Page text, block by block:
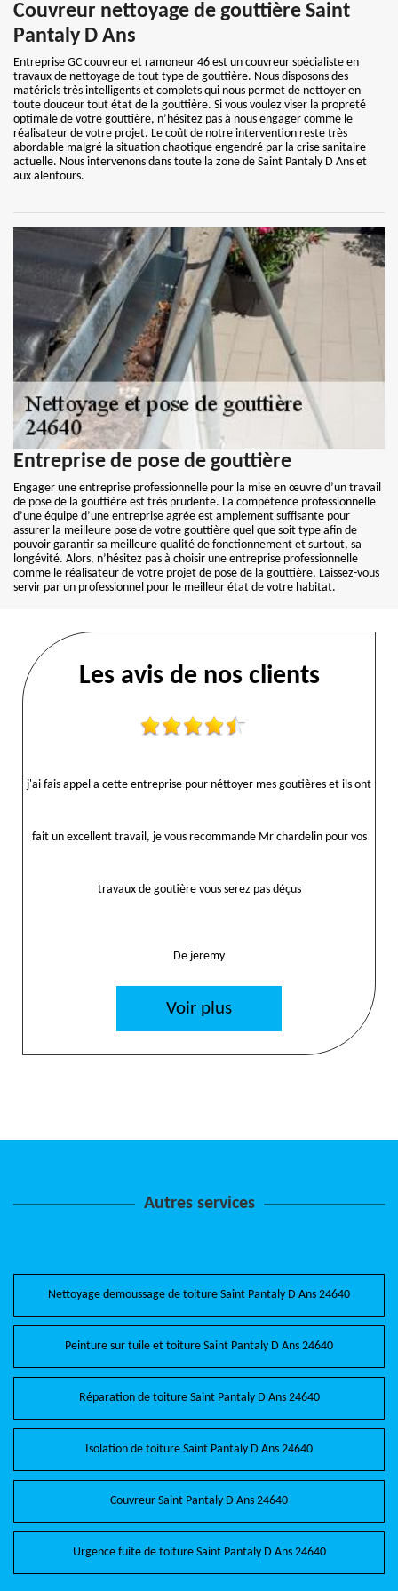
Couvreur nettoyage de gouttière Saint
Pantaly D Ans
Entreprise GC couvreur et ramoneur 46 est un couvreur spécialiste en
travaux de nettoyage de tout type de gouttière. Nous disposons des
matériels très intelligents et complets qui nous permet de nettoyer en
toute douceur tout état de la gouttière. Si vous voulez viser la propreté
optimale de votre gouttière, n’hésitez pas à nous engager comme le
réalisateur de votre projet. Le coût de notre intervention reste très
abordable malgré la situation chaotique engendré par la crise sanitaire
actuelle. Nous intervenons dans toute la zone de Saint Pantaly D Ans et
aux alentours.
Entreprise de pose de gouttière
Engager une entreprise professionnelle pour la mise en œuvre d’un travail
de pose de la gouttière est très prudente. La compétence professionnelle
d’une équipe d’une entreprise agrée est amplement suffisante pour
assurer la meilleure pose de votre gouttière quel que soit type afin de
pouvoir garantir sa meilleure qualité de fonctionnement et surtout, sa
longévité. Alors, n’hésitez pas à choisir une entreprise professionnelle
comme le réalisateur de votre projet de pose de la gouttière. Laissez-vous
servir par un professionnel pour le meilleur état de votre habitat.
Les avis de nos clients
j'ai fais appel a cette entreprise pour néttoyer mes goutières et ils ont
fait un excellent travail, je vous recommande Mr chardelin pour vos
travaux de goutière vous serez pas déçus
De jeremy
Voir plus
Autres services
Nettoyage demoussage de toiture Saint Pantaly D Ans 24640
Peinture sur tuile et toiture Saint Pantaly D Ans 24640
Réparation de toiture Saint Pantaly D Ans 24640
Isolation de toiture Saint Pantaly D Ans 24640
Couvreur Saint Pantaly D Ans 24640
Urgence fuite de toiture Saint Pantaly D Ans 24640